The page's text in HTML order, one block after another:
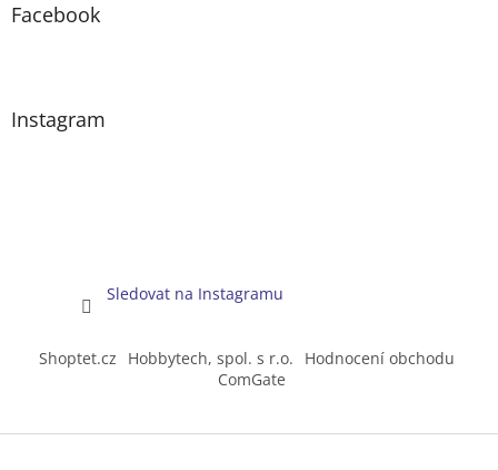
Facebook
Instagram
Sledovat na Instagramu
Shoptet.cz Hobbytech, spol. s r.o.
Hodnocení obchodu
ComGate